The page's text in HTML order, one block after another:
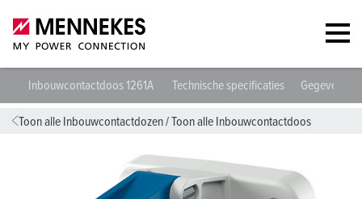
Inbouwcontactdoos 1261A Technische specificaties
Toon alle Inbouwcontactdozen/Toon alle Inbouwcontactdoos